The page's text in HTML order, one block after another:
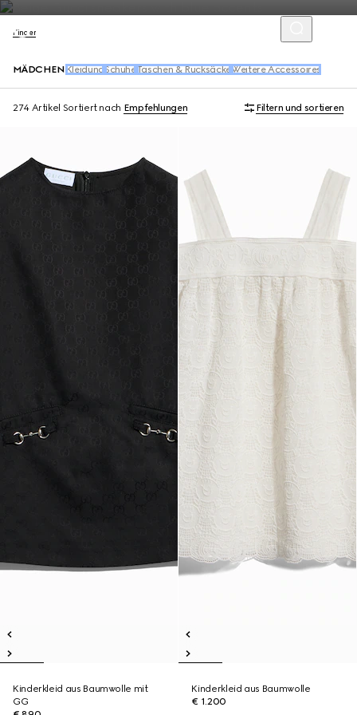
Kinder
MÄDCHEN Kleidung Schuhe Taschen & Rucksäcke Weitere Accessoires
274 Artikel Sortiert nach Empfehlungen Filtern und sortieren
Kinderkleid aus Baumwolle mit
GG
Kinderkleid aus Baumwolle
€ 1.200